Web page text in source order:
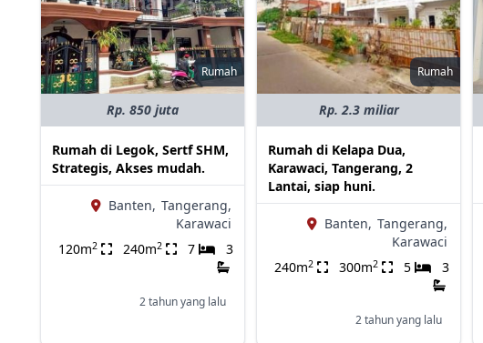
Rumah
Rp. 850 juta
Rumah di Legok, Sertf SHM,
Strategis, Akses mudah.
Banten, Tangerang,
Karawaci
120m2 240m2 7 3
2 tahun yang lalu
Rumah
Rp. 2.3 miliar
Rumah di Kelapa Dua,
Karawaci, Tangerang, 2
Lantai, siap huni.
Banten, Tangerang,
Karawaci
240m2 300m2 5 3
2 tahun yang lalu